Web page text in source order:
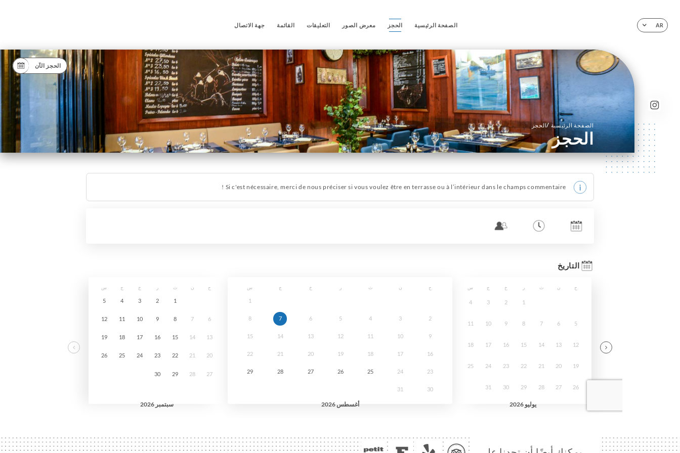
AR الصفحة الرئيسية الحجز معرض الصور التعليقات القائمة جهة الاتصال
الحجز الآن
الصفحة الرئيسية /الحجز
الحجز